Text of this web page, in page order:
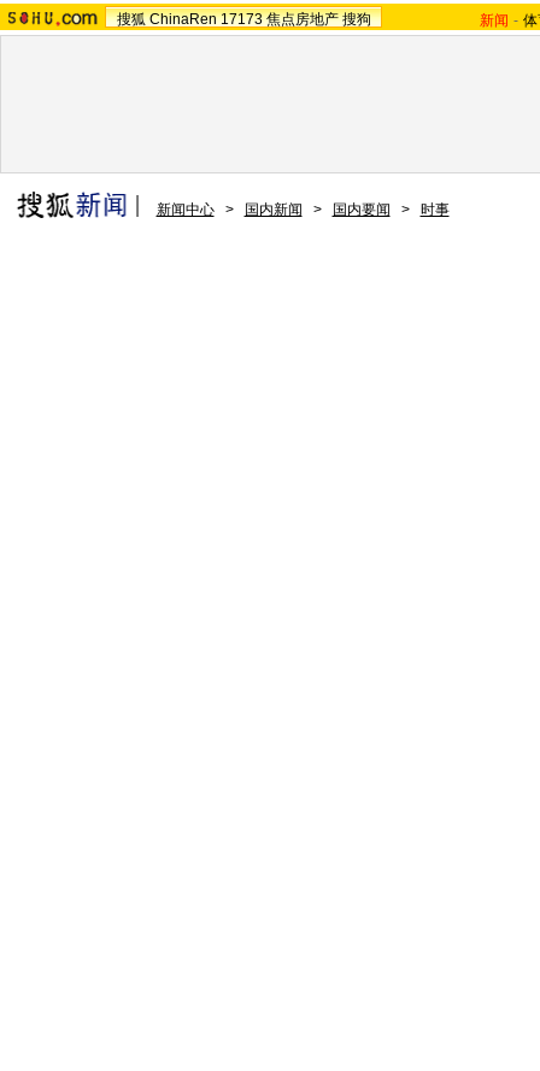
搜狐 ChinaRen 17173 焦点房地产 搜狗 新闻 -
新闻中心 > 国内新闻 > 国内要闻 > 时事